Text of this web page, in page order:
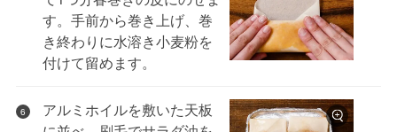
す。手前から巻き上げ、巻
き終わりに水溶き小麦粉を
付けて留めます。
6
アルミホイルを敷いた天板